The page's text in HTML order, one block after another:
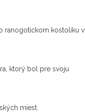
ranogotickom kostolíku v
ktorý bol pre svoju
miest.